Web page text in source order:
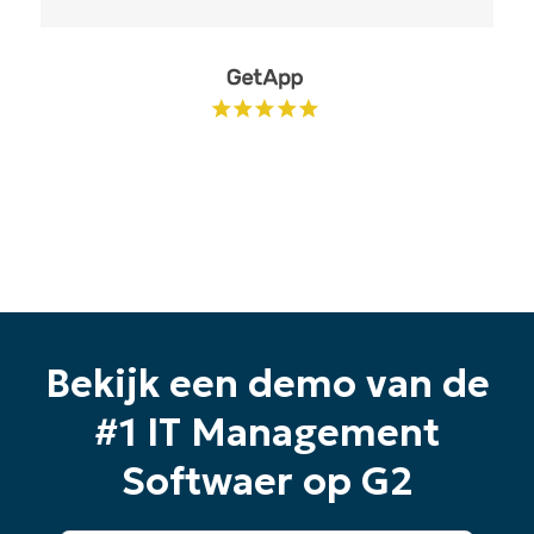
Bekijk een demo van de
#1 IT Management
Softwaer op G2